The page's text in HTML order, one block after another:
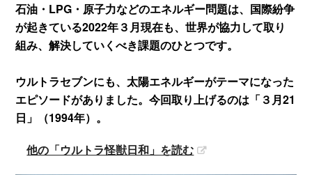
石油・LPG・原子力などのエネルギー問題は、国際紛争
が起きている2022年３月現在も、世界が協力して取り
組み、解決していくべき課題のひとつです。
ウルトラセブンにも、太陽エネルギーがテーマになった
エピソードがありました。今回取り上げるのは「３月21
日」（1994年）。
他の「ウルトラ怪獣日和」を読む